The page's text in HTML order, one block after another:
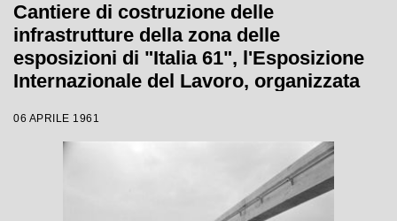
Cantiere di costruzione delle
infrastrutture della zona delle
esposizioni di "Italia 61", l'Esposizione
Internazionale del Lavoro, organizzata
dell'Unità d'Italia a Torino
06 APRILE 1961